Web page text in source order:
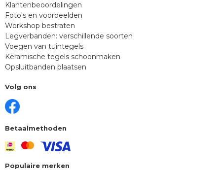
Klantenbeoordelingen
Foto's en voorbeelden
Workshop bestraten
Legverbanden: verschillende soorten
Voegen van tuintegels
Keramische tegels schoonmaken
Opsluitbanden plaatsen
Volg ons
Betaalmethoden
Populaire merken